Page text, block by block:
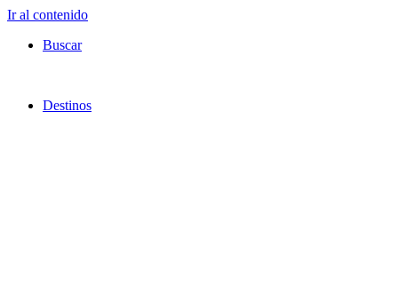
Ir al contenido
Buscar
Destinos